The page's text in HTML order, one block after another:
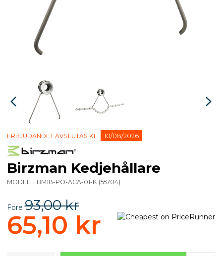
ERBJUDANDET AVSLUTAS KL 10/08/2026
Birzman Kedjehållare
MODELL: BM18-PO-ACA-01-K (55704)
Före 93,00 kr
65,10 kr